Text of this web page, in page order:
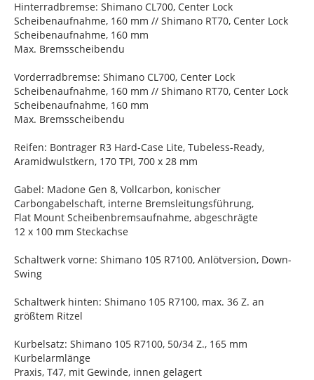
Hinterradbremse: Shimano CL700, Center Lock
Scheibenaufnahme, 160 mm // Shimano RT70, Center Lock
Scheibenaufnahme, 160 mm
Max. Bremsscheibendu
Vorderradbremse: Shimano CL700, Center Lock
Scheibenaufnahme, 160 mm // Shimano RT70, Center Lock
Scheibenaufnahme, 160 mm
Max. Bremsscheibendu
Reifen: Bontrager R3 Hard-Case Lite, Tubeless-Ready,
Aramidwulstkern, 170 TPI, 700 x 28 mm
Gabel: Madone Gen 8, Vollcarbon, konischer
Carbongabelschaft, interne Bremsleitungsführung,
Flat Mount Scheibenbremsaufnahme, abgeschrägte
12 x 100 mm Steckachse
Schaltwerk vorne: Shimano 105 R7100, Anlötversion, Down-
Swing
Schaltwerk hinten: Shimano 105 R7100, max. 36 Z. an
größtem Ritzel
Kurbelsatz: Shimano 105 R7100, 50/34 Z., 165 mm
Kurbelarmlänge
Praxis, T47, mit Gewinde, innen gelagert